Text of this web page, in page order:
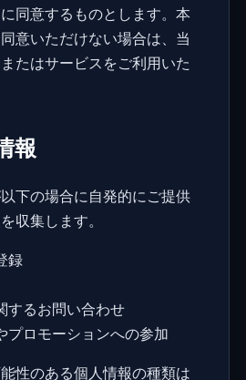
同意するものとします。本
意いただけない場合は、当
たはサービスをご利用いた
報
下の場合に自発的にご提供
収集します。
録
するお問い合わせ
プロモーションへの参加
性のある個人情報の種類は